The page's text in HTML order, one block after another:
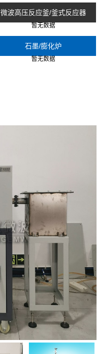
微波高压反应釜/釜式反应器
暂无数据
石墨/膨化炉
暂无数据